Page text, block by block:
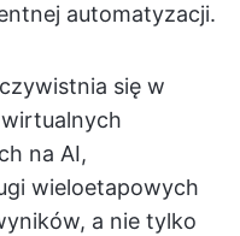
automatyzacji.
się w
na AI,
wieloetapowych
a nie tylko